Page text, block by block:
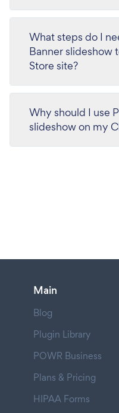
What steps do I
Banner slideshow
Store site?
Why should I use
slideshow on my
Main
Blog
Plugin Library
POWR Business
Plans & Pricing
HIPAA Forms